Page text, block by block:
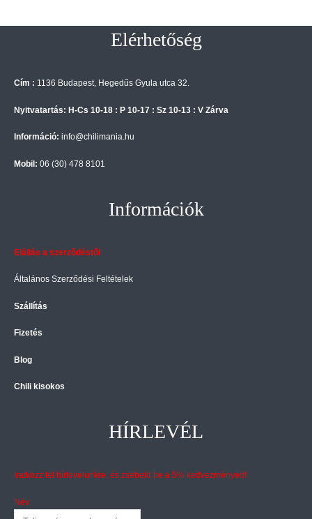
Elérhetőség
Cím : 1136 Budapest, Hegedűs Gyula utca 32.
Nyitvatartás: H-Cs 10-18 : P 10-17 : Sz 10-13 : V Zárva
Információ: info@chilimania.hu
Mobil: 06 (30) 478 8101
Információk
Elállás a szerződéstől
Általános Szerződési Feltételek
Szállítás
Fizetés
Blog
Chili kisokos
HÍRLEVÉL
Iratkozz fel hírlevelünkre, és zsebeld be a 5% kedvezményed!
Név: